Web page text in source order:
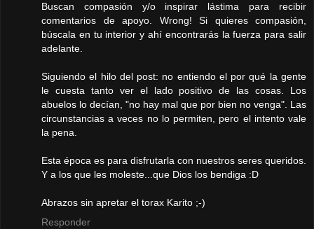
Buscan compasión y/o inspirar lástima para recibir
comentarios de apoyo. Wrong! Si quieres compasión,
búscala en tu interior y ahí encontrarás la fuerza para salir
adelante.
Siguiendo el hilo del post: no entiendo el por qué la gente
le cuesta tanto ver el lado positivo de las cosas. Los
abuelos lo decían, "no hay mal que por bien no venga". Las
circunstancias a veces no lo permiten, pero el intento vale
la pena.
Esta época es para disfrutarla con nuestros seres queridos.
Y a los que les moleste...que Dios los bendiga :D
Abrazos sin apretar el torax Karito ;-)
Responder